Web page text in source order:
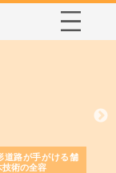
道路が手がける舗
技術の全容